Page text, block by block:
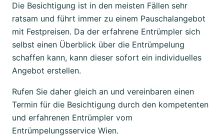
Die Besichtigung ist in den meisten Fällen sehr
ratsam und führt immer zu einem Pauschalangebot
mit Festpreisen. Da der erfahrene Entrümpler sich
selbst einen Überblick über die Entrümpelung
schaffen kann, kann dieser sofort ein individuelles
Angebot erstellen.
Rufen Sie daher gleich an und vereinbaren einen
Termin für die Besichtigung durch den kompetenten
und erfahrenen Entrümpler vom
Entrümpelungsservice Wien.